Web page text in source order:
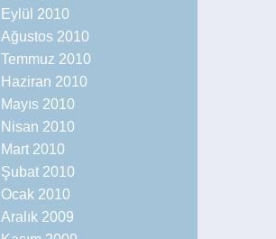
Eylül 2010
Ağustos 2010
Temmuz 2010
Haziran 2010
Mayıs 2010
Nisan 2010
Mart 2010
Şubat 2010
Ocak 2010
Aralık 2009